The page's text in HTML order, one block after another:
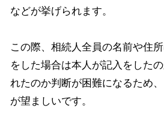
などが挙げられます。
この際、相続人全員の名前や住
をした場合は本人が記入をした
れたのか判断が困難になるため
が望ましいです。